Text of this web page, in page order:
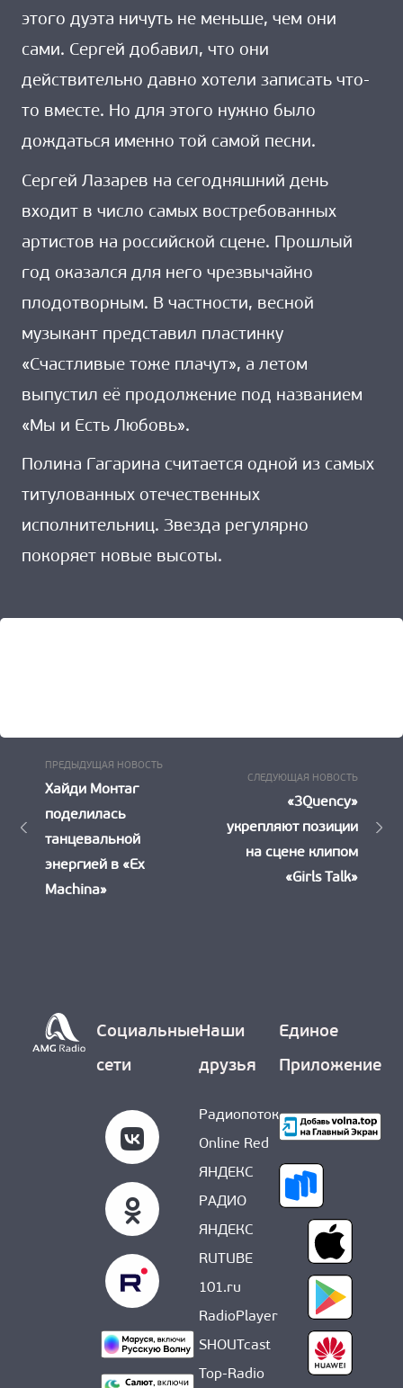
этого дуэта ничуть не меньше, чем они
сами. Сергей добавил, что они
действительно давно хотели записать что-
то вместе. Но для этого нужно было
дождаться именно той самой песни.
Сергей Лазарев на сегодняшний день
входит в число самых востребованных
артистов на российской сцене. Прошлый
год оказался для него чрезвычайно
плодотворным. В частности, весной
музыкант представил пластинку
«Счастливые тоже плачут», а летом
выпустил её продолжение под названием
«Мы и Есть Любовь».
Полина Гагарина считается одной из самых
титулованных отечественных
исполнительниц. Звезда регулярно
покоряет новые высоты.
Навигация
записям
ПРЕДЫДУЩАЯ НОВОСТЬПредыдущая
Хайди Монтаг
поделилась
танцевальной
энергией в «Ex
Machina»
СЛЕДУЮЩАЯ НОВОСТЬ
«3Quency»
укрепляют позиции
на сцене клипом
«Girls Talk»
Социальные
сети
Наши
друзья
Радиопоток
Online Red
ЯНДЕКС
РАДИО
ЯНДЕКС
RUTUBE
101.ru
RadioPlayer
SHOUTcast
Top-Radio
Единое
Приложение